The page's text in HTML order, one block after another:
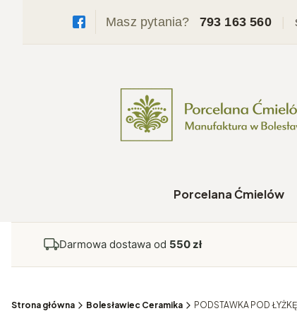
Masz pytania? 793 163 560
Porcelana Ćmielów
Darmowa dostawa od 550 zł
Strona główna Bolesławiec Ceramika PODSTAWKA POD